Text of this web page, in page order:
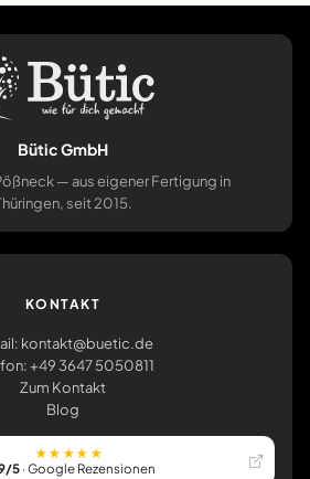
Bütic GmbH
— aus eigener Fertigung in
seit 2015.
KONTAKT
kontakt@buetic.de
+49 3647 5050811
Zum Kontakt
Blog
★★★★★
5· Google Rezensionen